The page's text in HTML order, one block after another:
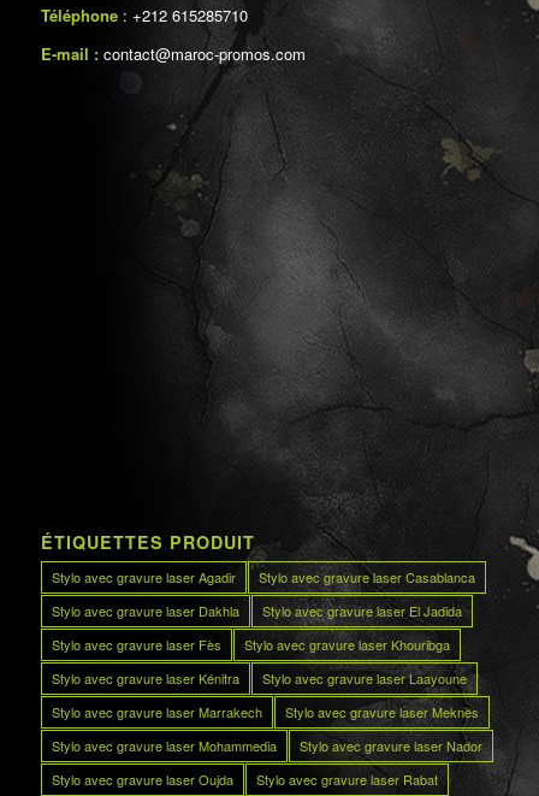
Téléphone : +212 615285710
E-mail : contact@maroc-promos.com
ÉTIQUETTES PRODUIT
Stylo avec gravure laser Agadir
Stylo avec gravure laser Casablanca
Stylo avec gravure laser Dakhla
Stylo avec gravure laser El Jadida
Stylo avec gravure laser Fès
Stylo avec gravure laser Khouribga
Stylo avec gravure laser Kénitra
Stylo avec gravure laser Laayoune
Stylo avec gravure laser Marrakech
Stylo avec gravure laser Meknès
Stylo avec gravure laser Mohammedia
Stylo avec gravure laser Nador
Stylo avec gravure laser Oujda
Stylo avec gravure laser Rabat